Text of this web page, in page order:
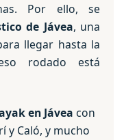
Por ello, se
de Jávea, una
llegar hasta la
rodado está
en Jávea con
y Caló, y mucho